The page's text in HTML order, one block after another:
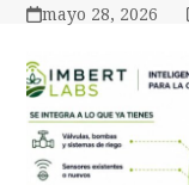
mayo 28, 2026